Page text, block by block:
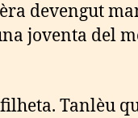
devengut
joventa del
Tanlèu